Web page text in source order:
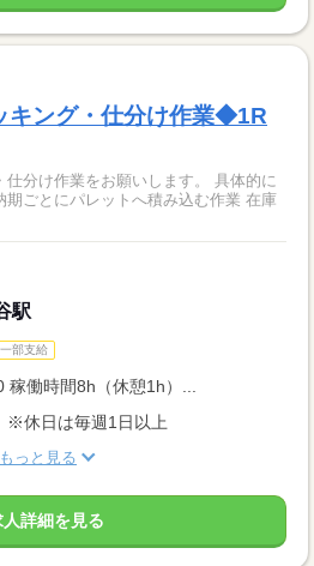
キング・仕分け作業◆1R
分け作業をお願いします。 具体的に
期ごとにパレットへ積み込む作業 在庫
駅
部支給
稼働時間8h（休憩1h）...
※休日は毎週1日以上
もっと見る
人詳細を見る